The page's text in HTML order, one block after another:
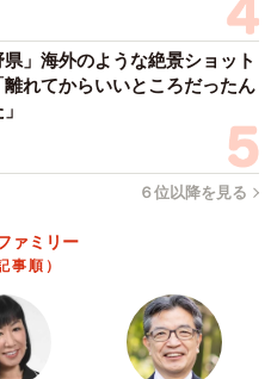
県」海外のような絶景ショット
れてからいいところだったん
６位以降を見る
ァミリー
事順）